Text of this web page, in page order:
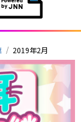
2019年2月